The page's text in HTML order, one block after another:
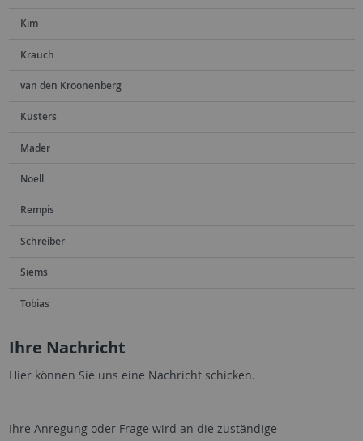
Kim
Krauch
van den Kroonenberg
Küsters
Mader
Noell
Rempis
Schreiber
Siems
Tobias
Ihre Nachricht
Hier können Sie uns eine Nachricht schicken.
Ihre Anregung oder Frage wird an die zuständige